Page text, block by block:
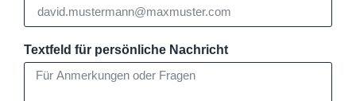
Textfeld für persönliche Nachricht